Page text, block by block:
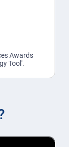
Awards
Tool'.